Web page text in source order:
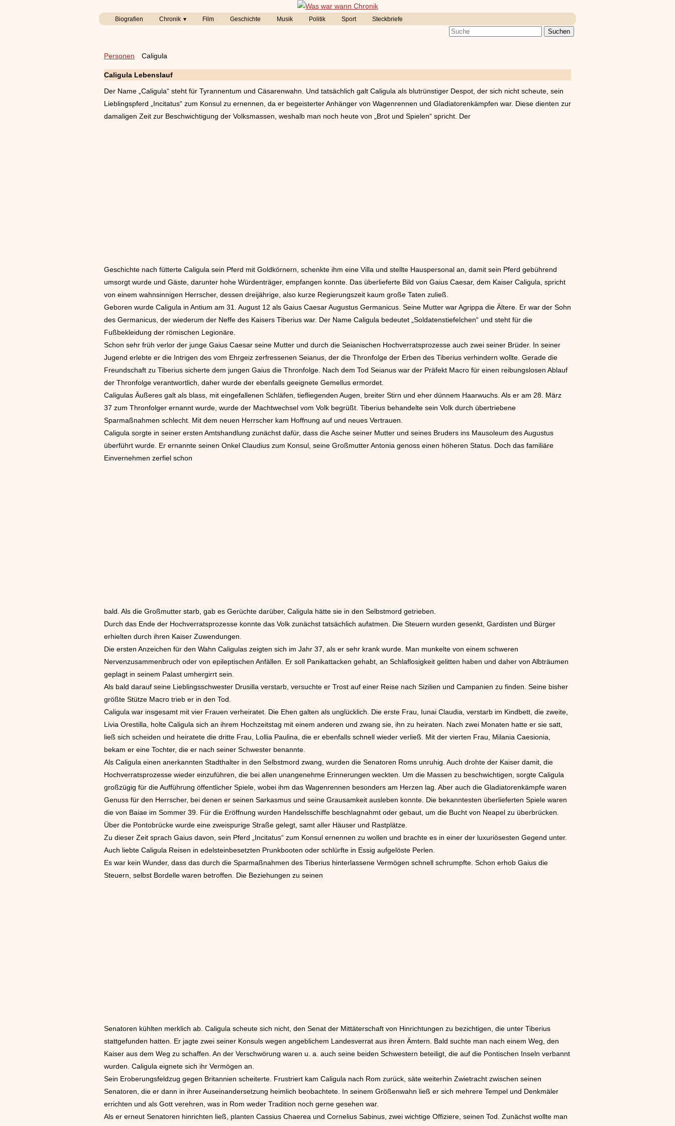
Biografien Chronik Film Geschichte Musik Politik Sport Steckbriefe
Personen Caligula
Caligula Lebenslauf
Der Name „Caligula“ steht für Tyrannentum und Cäsarenwahn. Und tatsächlich galt Caligula als blutrünstiger Despot, der sich nicht scheute, sein
Lieblingspferd „Incitatus“ zum Konsul zu ernennen, da er begeisterter Anhänger von Wagenrennen und Gladiatorenkämpfen war. Diese dienten zur
damaligen Zeit zur Beschwichtigung der Volksmassen, weshalb man noch heute von „Brot und Spielen“ spricht. Der
Geschichte nach fütterte Caligula sein Pferd mit Goldkörnern, schenkte ihm eine Villa und stellte Hauspersonal an, damit sein Pferd gebührend
umsorgt wurde und Gäste, darunter hohe Würdenträger, empfangen konnte. Das überlieferte Bild von Gaius Caesar, dem Kaiser Caligula, spricht
von einem wahnsinnigen Herrscher, dessen dreijährige, also kurze Regierungszeit kaum große Taten zuließ.
Geboren wurde Caligula in Antium am 31. August 12 als Gaius Caesar Augustus Germanicus. Seine Mutter war Agrippa die Ältere. Er war der Sohn
des Germanicus, der wiederum der Neffe des Kaisers Tiberius war. Der Name Caligula bedeutet „Soldatenstiefelchen“ und steht für die
Fußbekleidung der römischen Legionäre.
Schon sehr früh verlor der junge Gaius Caesar seine Mutter und durch die Seianischen Hochverratsprozesse auch zwei seiner Brüder. In seiner
Jugend erlebte er die Intrigen des vom Ehrgeiz zerfressenen Seianus, der die Thronfolge der Erben des Tiberius verhindern wollte. Gerade die
Freundschaft zu Tiberius sicherte dem jungen Gaius die Thronfolge. Nach dem Tod Seianus war der Präfekt Macro für einen reibungslosen Ablauf
der Thronfolge verantwortlich, daher wurde der ebenfalls geeignete Gemellus ermordet.
Caligulas Äußeres galt als blass, mit eingefallenen Schläfen, tiefliegenden Augen, breiter Stirn und eher dünnem Haarwuchs. Als er am 28. März
37 zum Thronfolger ernannt wurde, wurde der Machtwechsel vom Volk begrüßt. Tiberius behandelte sein Volk durch übertriebene
Sparmaßnahmen schlecht. Mit dem neuen Herrscher kam Hoffnung auf und neues Vertrauen.
Caligula sorgte in seiner ersten Amtshandlung zunächst dafür, dass die Asche seiner Mutter und seines Bruders ins Mausoleum des Augustus
überführt wurde. Er ernannte seinen Onkel Claudius zum Konsul, seine Großmutter Antonia genoss einen höheren Status. Doch das familiäre
Einvernehmen zerfiel schon
bald. Als die Großmutter starb, gab es Gerüchte darüber, Caligula hätte sie in den Selbstmord getrieben.
Durch das Ende der Hochverratsprozesse konnte das Volk zunächst tatsächlich aufatmen. Die Steuern wurden gesenkt, Gardisten und Bürger
erhielten durch ihren Kaiser Zuwendungen.
Die ersten Anzeichen für den Wahn Caligulas zeigten sich im Jahr 37, als er sehr krank wurde. Man munkelte von einem schweren
Nervenzusammenbruch oder von epileptischen Anfällen. Er soll Panikattacken gehabt, an Schlaflosigkeit gelitten haben und daher von Albträumen
geplagt in seinem Palast umhergirrt sein.
Als bald darauf seine Lieblingsschwester Drusilla verstarb, versuchte er Trost auf einer Reise nach Sizilien und Campanien zu finden. Seine bisher
größte Stütze Macro trieb er in den Tod.
Caligula war insgesamt mit vier Frauen verheiratet. Die Ehen galten als unglücklich. Die erste Frau, Iunai Claudia, verstarb im Kindbett, die zweite,
Livia Orestilla, holte Caligula sich an ihrem Hochzeitstag mit einem anderen und zwang sie, ihn zu heiraten. Nach zwei Monaten hatte er sie satt,
ließ sich scheiden und heiratete die dritte Frau, Lollia Paulina, die er ebenfalls schnell wieder verließ. Mit der vierten Frau, Milania Caesionia,
bekam er eine Tochter, die er nach seiner Schwester benannte.
Als Caligula einen anerkannten Stadthalter in den Selbstmord zwang, wurden die Senatoren Roms unruhig. Auch drohte der Kaiser damit, die
Hochverratsprozesse wieder einzuführen, die bei allen unangenehme Erinnerungen weckten. Um die Massen zu beschwichtigen, sorgte Caligula
großzügig für die Aufführung öffentlicher Spiele, wobei ihm das Wagenrennen besonders am Herzen lag. Aber auch die Gladiatorenkämpfe waren
Genuss für den Herrscher, bei denen er seinen Sarkasmus und seine Grausamkeit ausleben konnte. Die bekanntesten überlieferten Spiele waren
die von Baiae im Sommer 39. Für die Eröffnung wurden Handelsschiffe beschlagnahmt oder gebaut, um die Bucht von Neapel zu überbrücken.
Über die Pontobrücke wurde eine zweispurige Straße gelegt, samt aller Häuser und Rastplätze.
Zu dieser Zeit sprach Gaius davon, sein Pferd „Incitatus“ zum Konsul ernennen zu wollen und brachte es in einer der luxuriösesten Gegend unter.
Auch liebte Caligula Reisen in edelsteinbesetzten Prunkbooten oder schlürfte in Essig aufgelöste Perlen.
Es war kein Wunder, dass das durch die Sparmaßnahmen des Tiberius hinterlassene Vermögen schnell schrumpfte. Schon erhob Gaius die
Steuern, selbst Bordelle waren betroffen. Die Beziehungen zu seinen
Senatoren kühlten merklich ab. Caligula scheute sich nicht, den Senat der Mittäterschaft von Hinrichtungen zu bezichtigen, die unter Tiberius
stattgefunden hatten. Er jagte zwei seiner Konsuls wegen angeblichem Landesverrat aus ihren Ämtern. Bald suchte man nach einem Weg, den
Kaiser aus dem Weg zu schaffen. An der Verschwörung waren u. a. auch seine beiden Schwestern beteiligt, die auf die Pontischen Inseln verbannt
wurden. Caligula eignete sich ihr Vermögen an.
Sein Eroberungsfeldzug gegen Britannien scheiterte. Frustriert kam Caligula nach Rom zurück, säte weiterhin Zwietracht zwischen seinen
Senatoren, die er dann in ihrer Auseinandersetzung heimlich beobachtete. In seinem Größenwahn ließ er sich mehrere Tempel und Denkmäler
errichten und als Gott verehren, was in Rom weder Tradition noch gerne gesehen war.
Als er erneut Senatoren hinrichten ließ, planten Cassius Chaerea und Cornelius Sabinus, zwei wichtige Offiziere, seinen Tod. Zunächst wollte man